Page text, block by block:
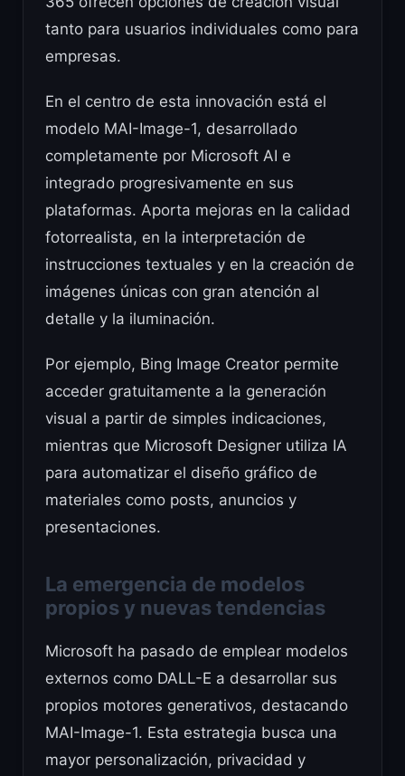
tanto para usuarios individuales como para
empresas.
En el centro de esta innovación está el
modelo MAI-Image-1, desarrollado
completamente por Microsoft AI e
integrado progresivamente en sus
plataformas. Aporta mejoras en la calidad
fotorrealista, en la interpretación de
instrucciones textuales y en la creación de
imágenes únicas con gran atención al
detalle y la iluminación.
Por ejemplo, Bing Image Creator permite
acceder gratuitamente a la generación
visual a partir de simples indicaciones,
mientras que Microsoft Designer utiliza IA
para automatizar el diseño gráfico de
materiales como posts, anuncios y
presentaciones.
La emergencia de modelos
propios y nuevas tendencias
Microsoft ha pasado de emplear modelos
externos como DALL-E a desarrollar sus
propios motores generativos, destacando
MAI-Image-1. Esta estrategia busca una
mayor personalización, privacidad y